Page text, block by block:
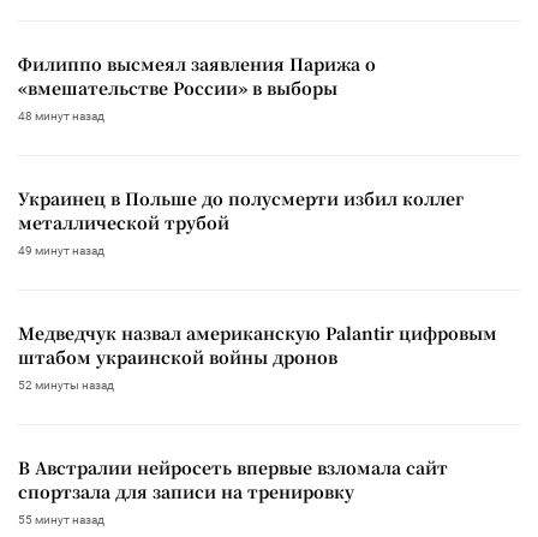
Филиппо высмеял заявления Парижа о
«вмешательстве России» в выборы
48 минут назад
Украинец в Польше до полусмерти избил коллег
металлической трубой
49 минут назад
Медведчук назвал американскую Palantir цифровым
штабом украинской войны дронов
52 минуты назад
В Австралии нейросеть впервые взломала сайт
спортзала для записи на тренировку
55 минут назад